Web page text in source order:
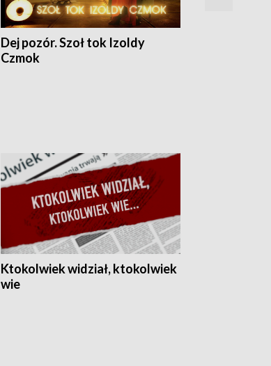
Dej pozór. Szoł tok Izoldy
Czmok
Ktokolwiek widział, ktokolwiek
wie